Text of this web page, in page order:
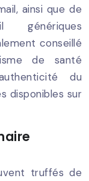
ainsi que de
génériques
conseillé
de santé
du
disponibles sur
truffés de